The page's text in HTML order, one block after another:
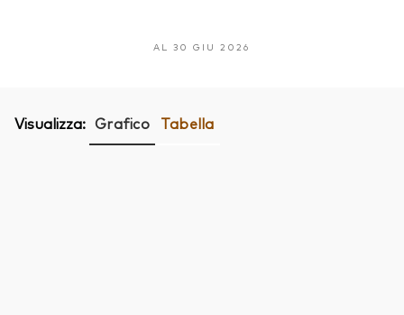
AL 30 GIU 2026
Visualizza: Grafico Tabella